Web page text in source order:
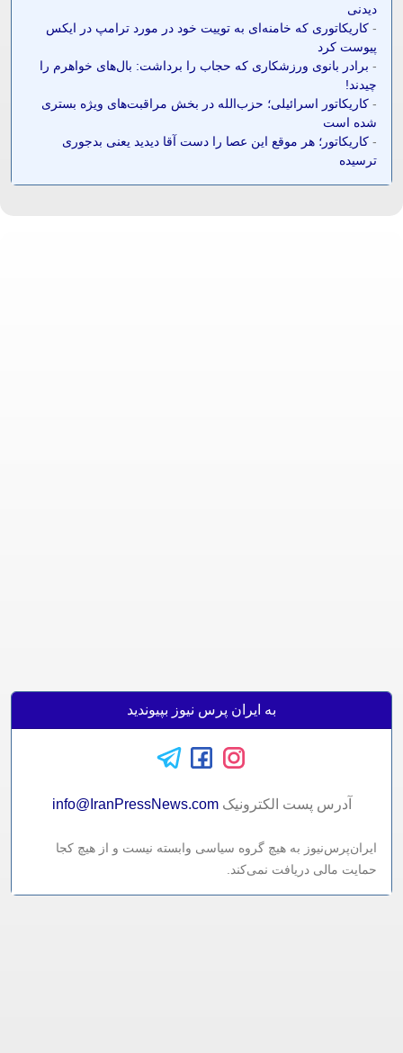
دیدنی
- کاریکاتوری که خامنه‌ای به توییت خود در مورد ترامپ در ایکس
پیوست کرد
- برادر بانوی ورزشکاری که حجاب را برداشت: بال‌های خواهرم را
چیدند!
- کاریکاتور اسرائیلی؛ حزب‌الله در بخش مراقبت‌های ویژه بستری
شده است
- کاریکاتور؛ هر موقع این عصا را دست آقا دیدید یعنی بدجوری
ترسیده
به ایران پرس نیوز بپیوندید
آدرس پست الکترونيکinfo@IranPressNews.com
ایران‌پرس‌نیوز به هیچ گروه سیاسی وابسته نیست و از هیچ کجا
حمایت مالی دریافت نمی‌کند.